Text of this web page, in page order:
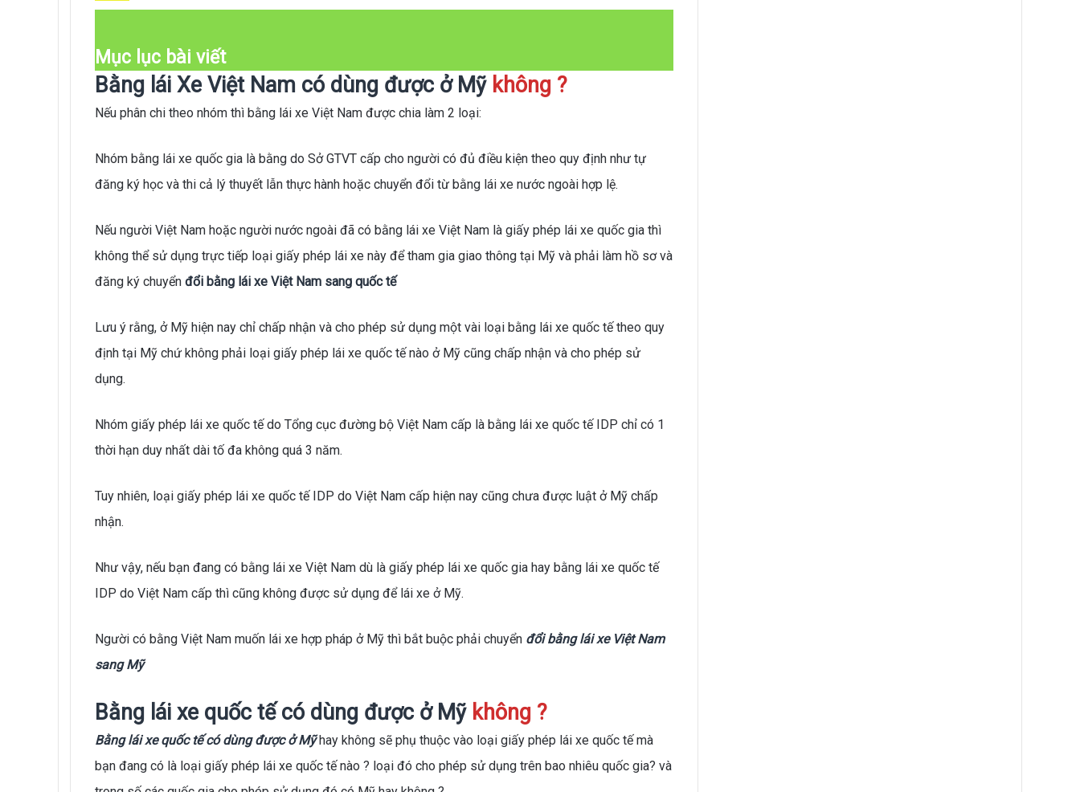
Mục lục bài viết
Bằng lái Xe Việt Nam có dùng được ở Mỹkhông ?
Nếu phân chi theo nhóm thì bằng lái xe Việt Nam được chia làm 2 loại:
Nhóm bằng lái xe quốc gia là bằng do Sở GTVT cấp cho người có đủ điều kiện theo quy định như tự
đăng ký học và thi cả lý thuyết lẫn thực hành hoặc chuyển đổi từ bằng lái xe nước ngoài hợp lệ.
Nếu người Việt Nam hoặc người nước ngoài đã có bằng lái xe Việt Nam là giấy phép lái xe quốc gia thì
không thể sử dụng trực tiếp loại giấy phép lái xe này để tham gia giao thông tại Mỹ và phải làm hồ sơ và
đăng ký chuyển đổi bằng lái xe Việt Nam sang quốc tế
Lưu ý rằng, ở Mỹ hiện nay chỉ chấp nhận và cho phép sử dụng một vài loại bằng lái xe quốc tế theo quy
định tại Mỹ chứ không phải loại giấy phép lái xe quốc tế nào ở Mỹ cũng chấp nhận và cho phép sử
dụng.
Nhóm giấy phép lái xe quốc tế do Tổng cục đường bộ Việt Nam cấp là bằng lái xe quốc tế IDP chỉ có 1
thời hạn duy nhất dài tố đa không quá 3 năm.
Tuy nhiên, loại giấy phép lái xe quốc tế IDP do Việt Nam cấp hiện nay cũng chưa được luật ở Mỹ chấp
nhận.
Như vậy, nếu bạn đang có bằng lái xe Việt Nam dù là giấy phép lái xe quốc gia hay bằng lái xe quốc tế
IDP do Việt Nam cấp thì cũng không được sử dụng để lái xe ở Mỹ.
Người có bằng Việt Nam muốn lái xe hợp pháp ở Mỹ thì bắt buộc phải chuyển đổi bằng lái xe Việt Nam
sang Mỹ
Bằng lái xe quốc tế có dùng được ở Mỹkhông ?
Bằng lái xe quốc tế có dùng được ở Mỹhay không sẽ phụ thuộc vào loại giấy phép lái xe quốc tế mà
bạn đang có là loại giấy phép lái xe quốc tế nào ? loại đó cho phép sử dụng trên bao nhiêu quốc gia? và